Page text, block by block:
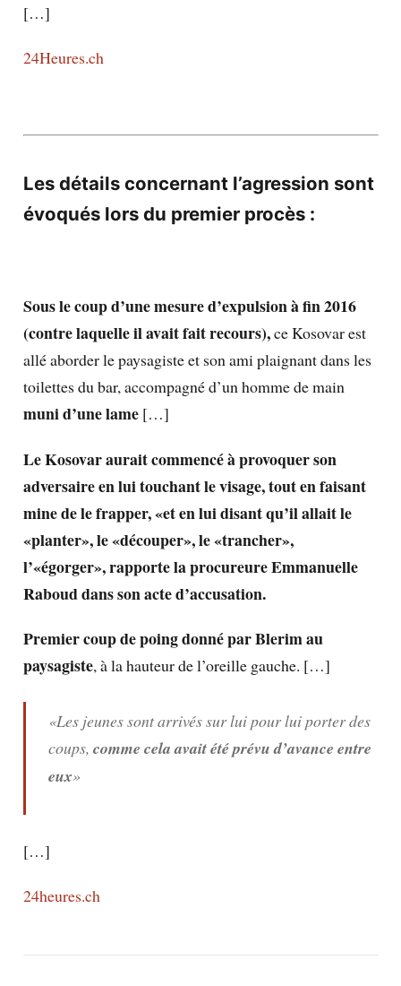
[…]
24Heures.ch
Les détails concernant l’agression sont
évoqués lors du premier procès :
Sous le coup d’une mesure d’expulsion à fin 2016
(contre laquelle il avait fait recours),ce Kosovar est
allé aborder le paysagiste et son ami plaignant dans les
toilettes du bar, accompagné d’un homme de main
muni d’une lame[…]
Le Kosovar aurait commencé à provoquer son
adversaire en lui touchant le visage, tout en faisant
mine de le frapper, «et en lui disant qu’il allait le
«planter», le «découper», le «trancher»,
l’«égorger», rapporte la procureure Emmanuelle
Raboud dans son acte d’accusation.
Premier coup de poing donné par Blerim au
paysagiste, à la hauteur de l’oreille gauche. […]
«Les jeunes sont arrivés sur lui pour lui porter des
coups, comme cela avait été prévu d’avance entre
eux»
[…]
24heures.ch